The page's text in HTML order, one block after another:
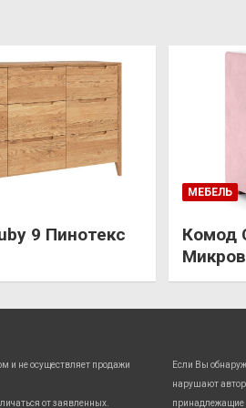
9 Пинотекс
МЕБЕЛЬ
Комод
и не осуществляет продажи
от заявленных.
Если Вы
нарушают
принадлежащие